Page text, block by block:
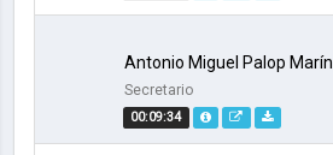
00:09:34
Antonio Miguel Palop Marín
Secretario